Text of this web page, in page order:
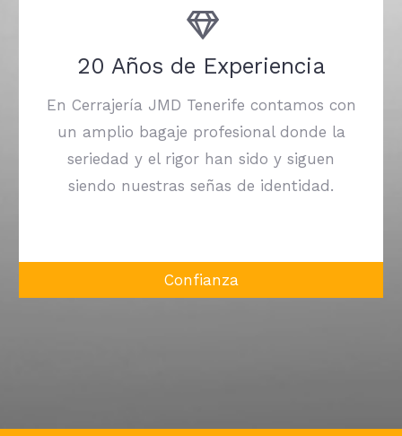
20 Años de Experiencia
En Cerrajería JMD Tenerife contamos con
un amplio bagaje profesional donde la
seriedad y el rigor han sido y siguen
siendo nuestras señas de identidad.
Confianza